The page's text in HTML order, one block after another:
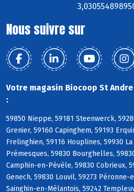
Nous suivre sur
Votre magasin Biocoop St
:
59850 Nieppe, 59181 Steenwerck,
Grenier, 59160 Capinghem, 59193
Frelinghien, 59116 Houplines, 59930
Prémesques, 59830 Bourghelles,
Camphin-en-Pévèle, 59830 Cobrieux,
Genech, 59830 Louvil, 59273 Péronne-
Sainghin-en-Mélantois, 59242